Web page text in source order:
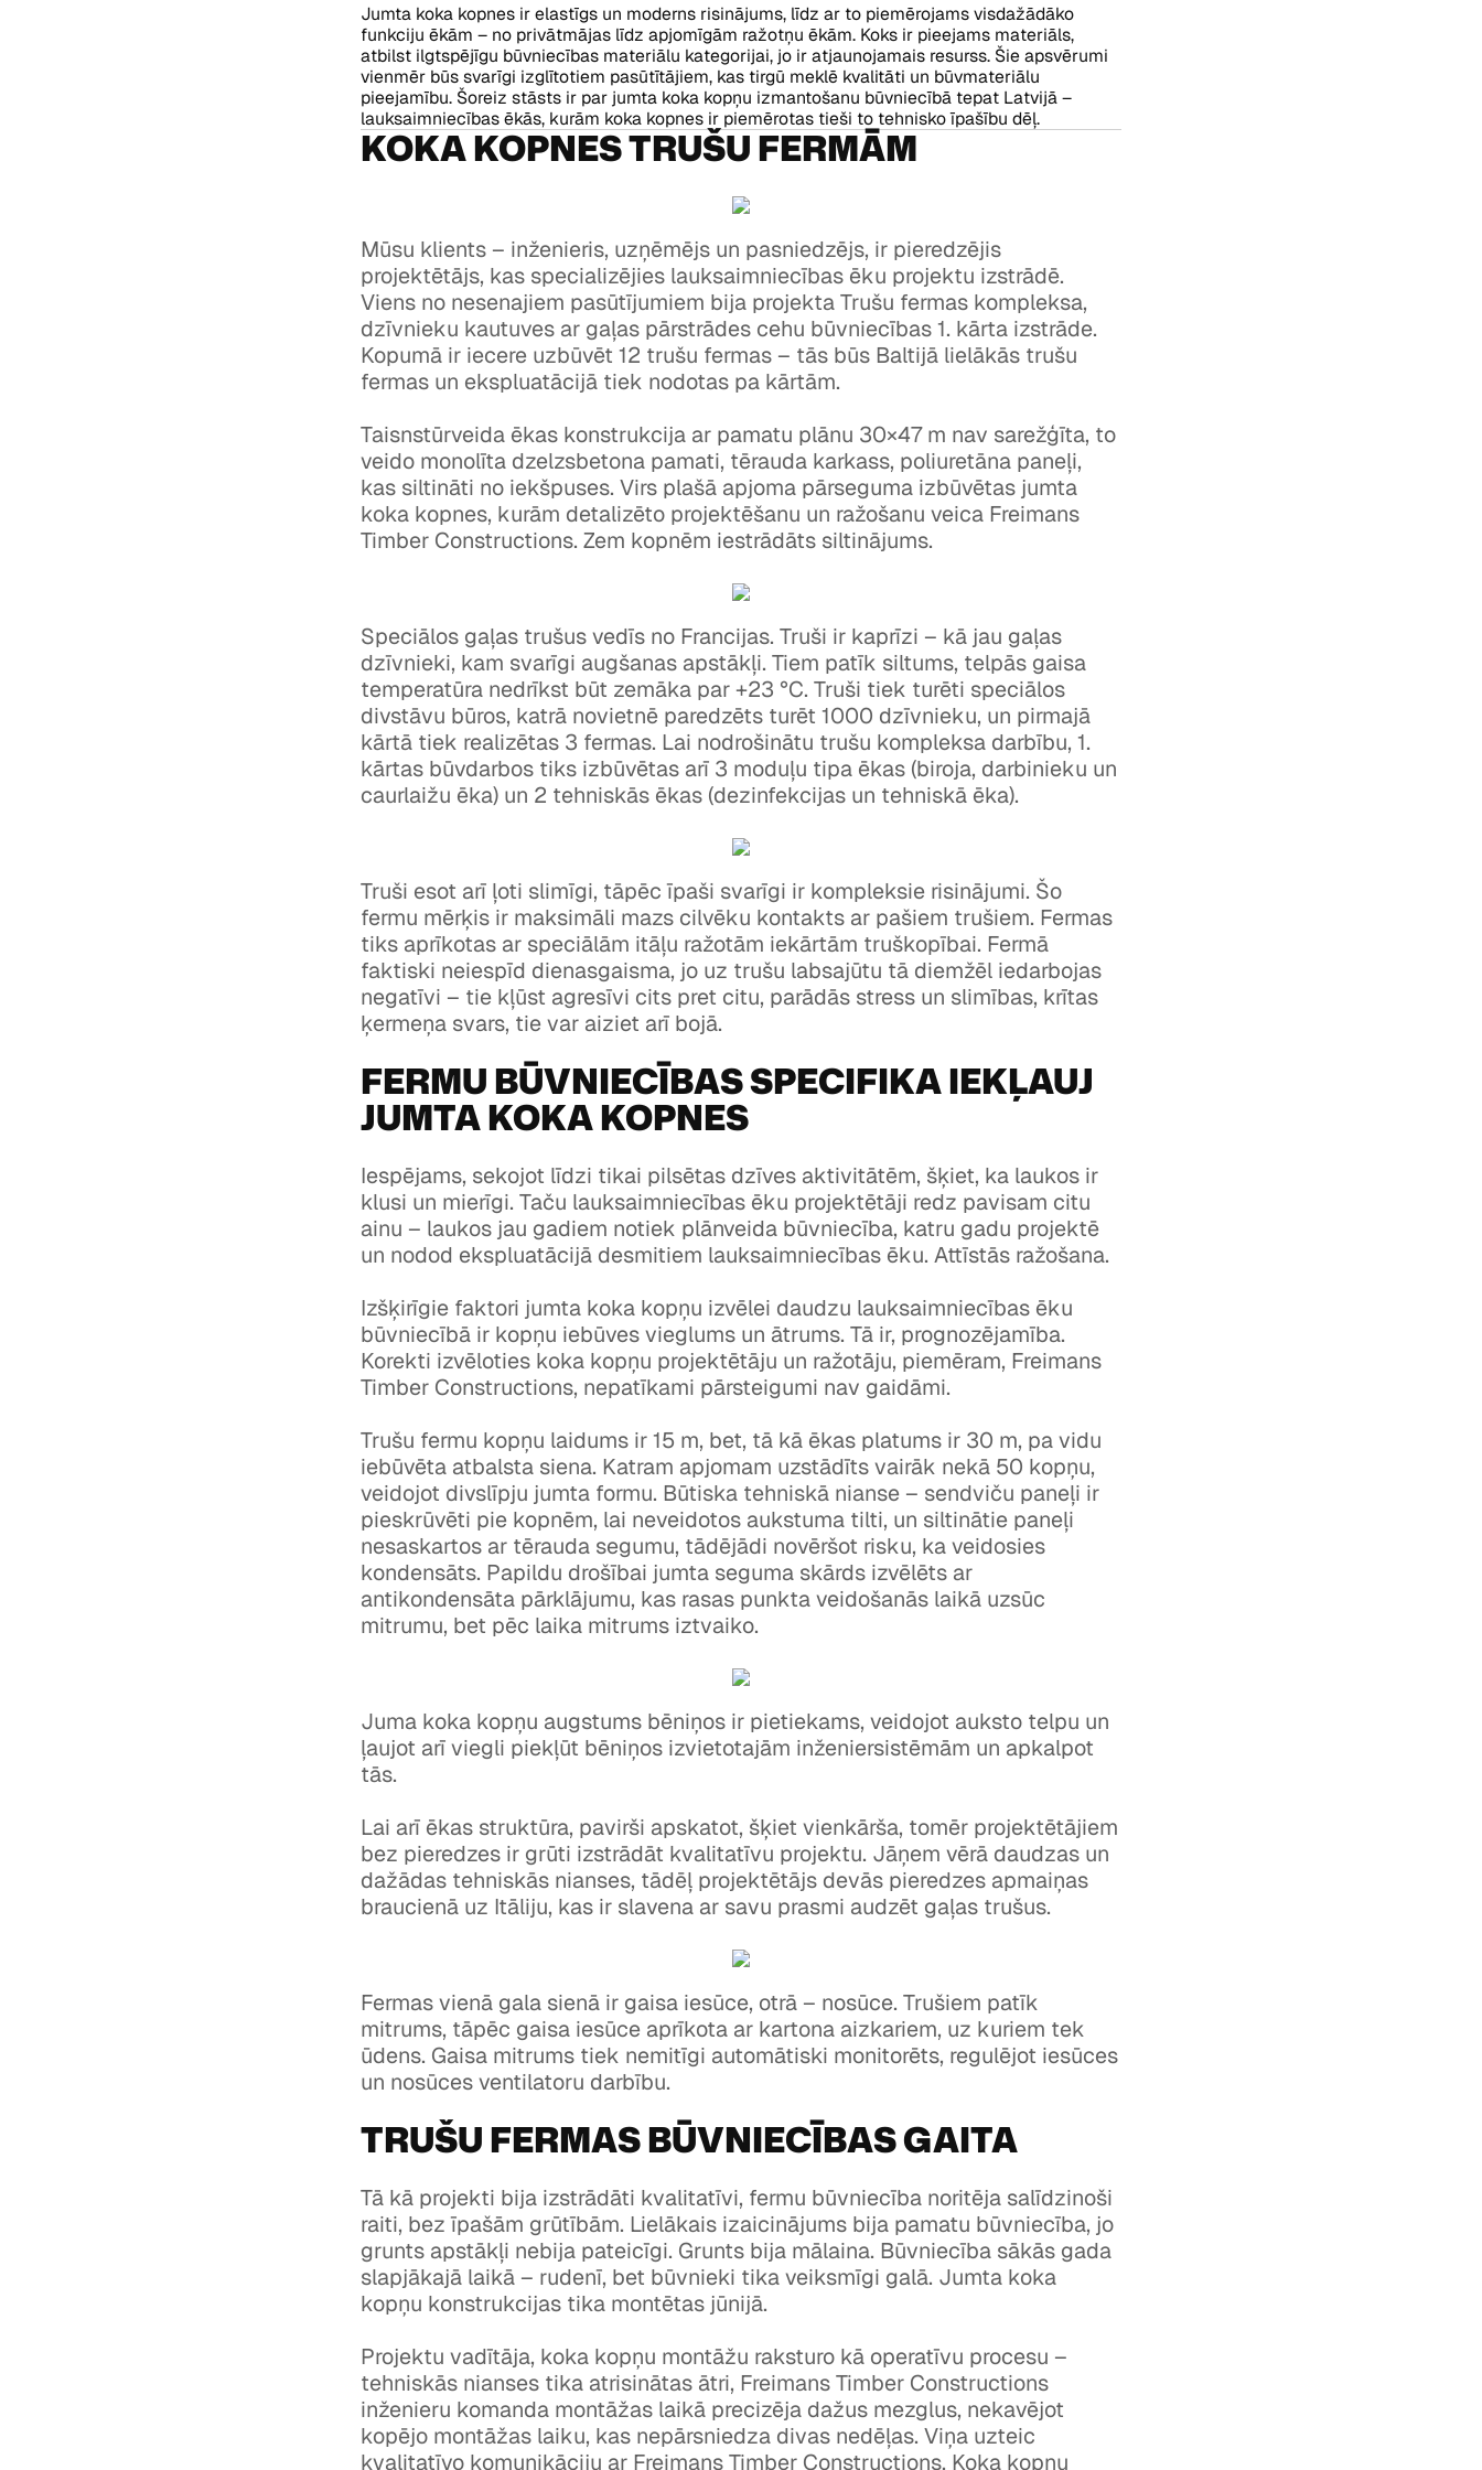
Jumta koka kopnes ir elastīgs un moderns risinājums, līdz ar to piemērojams visdažādāko
funkciju ēkām – no privātmājas līdz apjomīgām ražotņu ēkām. Koks ir pieejams materiāls,
atbilst ilgtspējīgu būvniecības materiālu kategorijai, jo ir atjaunojamais resurss. Šie apsvērumi
vienmēr būs svarīgi izglītotiem pasūtītājiem, kas tirgū meklē kvalitāti un būvmateriālu
pieejamību. Šoreiz stāsts ir par jumta koka kopņu izmantošanu būvniecībā tepat Latvijā –
lauksaimniecības ēkās, kurām koka kopnes ir piemērotas tieši to tehnisko īpašību dēļ.
KOKA KOPNES TRUŠU FERMĀM
Mūsu klients – inženieris, uzņēmējs un pasniedzējs, ir pieredzējis
projektētājs, kas specializējies lauksaimniecības ēku projektu izstrādē.
Viens no nesenajiem pasūtījumiem bija projekta Trušu fermas kompleksa,
dzīvnieku kautuves ar gaļas pārstrādes cehu būvniecības 1. kārta izstrāde.
Kopumā ir iecere uzbūvēt 12 trušu fermas – tās būs Baltijā lielākās trušu
fermas un ekspluatācijā tiek nodotas pa kārtām.
Taisnstūrveida ēkas konstrukcija ar pamatu plānu 30×47 m nav sarežģīta, to
veido monolīta dzelzsbetona pamati, tērauda karkass, poliuretāna paneļi,
kas siltināti no iekšpuses. Virs plašā apjoma pārseguma izbūvētas jumta
koka kopnes, kurām detalizēto projektēšanu un ražošanu veica Freimans
Timber Constructions. Zem kopnēm iestrādāts siltinājums.
Speciālos gaļas trušus vedīs no Francijas. Truši ir kaprīzi – kā jau gaļas
dzīvnieki, kam svarīgi augšanas apstākļi. Tiem patīk siltums, telpās gaisa
temperatūra nedrīkst būt zemāka par +23 °C. Truši tiek turēti speciālos
divstāvu būros, katrā novietnē paredzēts turēt 1000 dzīvnieku, un pirmajā
kārtā tiek realizētas 3 fermas. Lai nodrošinātu trušu kompleksa darbību, 1.
kārtas būvdarbos tiks izbūvētas arī 3 moduļu tipa ēkas (biroja, darbinieku un
caurlaižu ēka) un 2 tehniskās ēkas (dezinfekcijas un tehniskā ēka).
Truši esot arī ļoti slimīgi, tāpēc īpaši svarīgi ir kompleksie risinājumi. Šo
fermu mērķis ir maksimāli mazs cilvēku kontakts ar pašiem trušiem. Fermas
tiks aprīkotas ar speciālām itāļu ražotām iekārtām truškopībai. Fermā
faktiski neiespīd dienasgaisma, jo uz trušu labsajūtu tā diemžēl iedarbojas
negatīvi – tie kļūst agresīvi cits pret citu, parādās stress un slimības, krītas
ķermeņa svars, tie var aiziet arī bojā.
FERMU BŪVNIECĪBAS SPECIFIKA IEKĻAUJ
JUMTA KOKA KOPNES
Iespējams, sekojot līdzi tikai pilsētas dzīves aktivitātēm, šķiet, ka laukos ir
klusi un mierīgi. Taču lauksaimniecības ēku projektētāji redz pavisam citu
ainu – laukos jau gadiem notiek plānveida būvniecība, katru gadu projektē
un nodod ekspluatācijā desmitiem lauksaimniecības ēku. Attīstās ražošana.
Izšķirīgie faktori jumta koka kopņu izvēlei daudzu lauksaimniecības ēku
būvniecībā ir kopņu iebūves vieglums un ātrums. Tā ir, prognozējamība.
Korekti izvēloties koka kopņu projektētāju un ražotāju, piemēram, Freimans
Timber Constructions, nepatīkami pārsteigumi nav gaidāmi.
Trušu fermu kopņu laidums ir 15 m, bet, tā kā ēkas platums ir 30 m, pa vidu
iebūvēta atbalsta siena. Katram apjomam uzstādīts vairāk nekā 50 kopņu,
veidojot divslīpju jumta formu. Būtiska tehniskā nianse – sendviču paneļi ir
pieskrūvēti pie kopnēm, lai neveidotos aukstuma tilti, un siltinātie paneļi
nesaskartos ar tērauda segumu, tādējādi novēršot risku, ka veidosies
kondensāts. Papildu drošībai jumta seguma skārds izvēlēts ar
antikondensāta pārklājumu, kas rasas punkta veidošanās laikā uzsūc
mitrumu, bet pēc laika mitrums iztvaiko.
Juma koka kopņu augstums bēniņos ir pietiekams, veidojot auksto telpu un
ļaujot arī viegli piekļūt bēniņos izvietotajām inženiersistēmām un apkalpot
tās.
Lai arī ēkas struktūra, pavirši apskatot, šķiet vienkārša, tomēr projektētājiem
bez pieredzes ir grūti izstrādāt kvalitatīvu projektu. Jāņem vērā daudzas un
dažādas tehniskās nianses, tādēļ projektētājs devās pieredzes apmaiņas
braucienā uz Itāliju, kas ir slavena ar savu prasmi audzēt gaļas trušus.
Fermas vienā gala sienā ir gaisa iesūce, otrā – nosūce. Trušiem patīk
mitrums, tāpēc gaisa iesūce aprīkota ar kartona aizkariem, uz kuriem tek
ūdens. Gaisa mitrums tiek nemitīgi automātiski monitorēts, regulējot iesūces
un nosūces ventilatoru darbību.
TRUŠU FERMAS BŪVNIECĪBAS GAITA
Tā kā projekti bija izstrādāti kvalitatīvi, fermu būvniecība noritēja salīdzinoši
raiti, bez īpašām grūtībām. Lielākais izaicinājums bija pamatu būvniecība, jo
grunts apstākļi nebija pateicīgi. Grunts bija mālaina. Būvniecība sākās gada
slapjākajā laikā – rudenī, bet būvnieki tika veiksmīgi galā. Jumta koka
kopņu konstrukcijas tika montētas jūnijā.
Projektu vadītāja, koka kopņu montāžu raksturo kā operatīvu procesu –
tehniskās nianses tika atrisinātas ātri, Freimans Timber Constructions
inženieru komanda montāžas laikā precizēja dažus mezglus, nekavējot
kopējo montāžas laiku, kas nepārsniedza divas nedēļas. Viņa uzteic
kvalitatīvo komunikāciju ar Freimans Timber Constructions. Koka kopņu